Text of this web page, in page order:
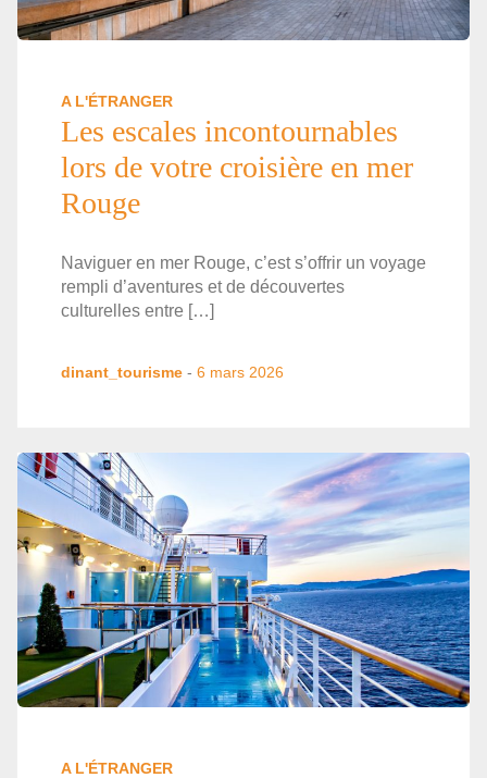
A L'ÉTRANGER
Les escales incontournables
lors de votre croisière en mer
Rouge
Naviguer en mer Rouge, c’est s’offrir un voyage
rempli d’aventures et de découvertes
culturelles entre […]
dinant_tourisme - 6 mars 2026
A L'ÉTRANGER